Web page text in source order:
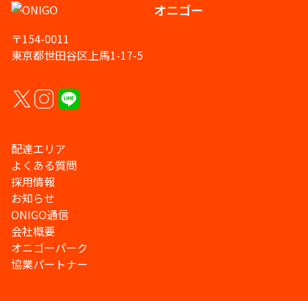
オニゴー
〒154-0011
東京都世田谷区上馬1-17-5
配達エリア
よくある質問
採用情報
お知らせ
ONIGO通信
会社概要
オニゴーパーク
協業パートナー